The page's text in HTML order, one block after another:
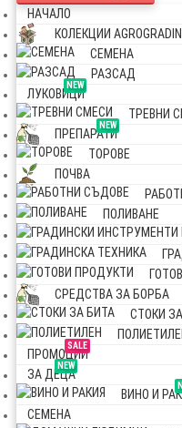
НАЧАЛО
КОЛЕКЦИИ
СЕМЕНА
РАЗСАД
NEW
ЛУКОВИЦИ
ТРЕВНИ
NEW
ПРЕПАРАТИ
ТОРОВЕ
ПОЧВА
ПОЛИВАНЕ
СРЕДСТВА ЗА БОРБА
СТОКИ
SALE
ПРОМОЦИИ
NEW
ЗА ДЕЦА
ВИНО И
СЕМЕНА